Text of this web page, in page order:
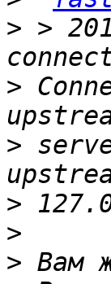
> >
>
>
>
>
>